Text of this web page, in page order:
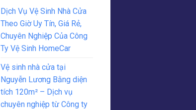
Dịch Vụ Vệ Sinh Nhà Cửa
Theo Giờ Uy Tín, Giá Rẻ,
Chuyên Nghiệp Của Công
Ty Vệ Sinh HomeCar
Vệ sinh nhà cửa tại
Nguyễn Lương Bằng diện
tích 120m² – Dịch vụ
chuyên nghiệp từ Công ty